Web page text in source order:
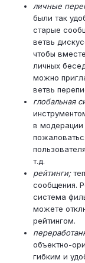
личные
были так
старые
ветвь
чтобы
личных
можно
ветвь
глобальная
в
т.д.
рейтинги;
сообщения.
система
можете
рейтингом.
объектно-
гибким и